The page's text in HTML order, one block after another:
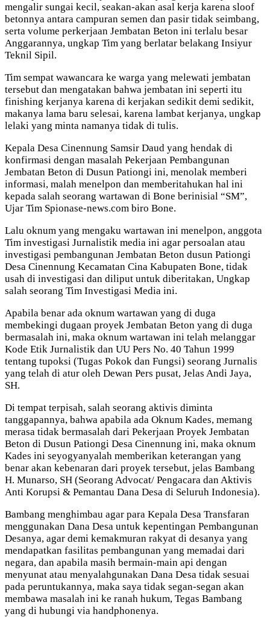
mengalir sungai kecil, seakan-akan asal kerja karena sloof
betonnya antara campuran semen dan pasir tidak seimbang,
serta volume perkerjaan Jembatan Beton ini terlalu besar
Anggarannya, ungkap Tim yang berlatar belakang Insiyur
Teknil Sipil.
Tim sempat wawancara ke warga yang melewati jembatan
tersebut dan mengatakan bahwa jembatan ini seperti itu
finishing kerjanya karena di kerjakan sedikit demi sedikit,
makanya lama baru selesai, karena lambat kerjanya, ungkap
lelaki yang minta namanya tidak di tulis.
Kepala Desa Cinennung Samsir Daud yang hendak di
konfirmasi dengan masalah Pekerjaan Pembangunan
Jembatan Beton di Dusun Pationgi ini, menolak memberi
informasi, malah menelpon dan memberitahukan hal ini
kepada salah seorang wartawan di Bone berinisial “SM”,
Ujar Tim Spionase-news.com biro Bone.
Lalu oknum yang mengaku wartawan ini menelpon, anggota
Tim investigasi Jurnalistik media ini agar persoalan atau
investigasi pembangunan Jembatan Beton dusun Pationgi
Desa Cinennung Kecamatan Cina Kabupaten Bone, tidak
usah di investigasi dan diliput untuk diberitakan, Ungkap
salah seorang Tim Investigasi Media ini.
Apabila benar ada oknum wartawan yang di duga
membekingi dugaan proyek Jembatan Beton yang di duga
bermasalah ini, maka oknum wartawan ini telah melanggar
Kode Etik Jurnalistik dan UU Pers No. 40 Tahun 1999
tentang tupoksi (Tugas Pokok dan Fungsi) seorang Jurnalis
yang telah di atur oleh Dewan Pers pusat, Jelas Andi Jaya,
SH.
Di tempat terpisah, salah seorang aktivis diminta
tanggapannya, bahwa apabila ada Oknum Kades, memang
merasa tidak bermasalah dari Pekerjaan Proyek Jembatan
Beton di Dusun Pationgi Desa Cinennung ini, maka oknum
Kades ini seyogyanyalah memberikan keterangan yang
benar akan kebenaran dari proyek tersebut, jelas Bambang
H. Munarso, SH (Seorang Advocat/ Pengacara dan Aktivis
Anti Korupsi & Pemantau Dana Desa di Seluruh Indonesia).
Bambang menghimbau agar para Kepala Desa Transfaran
menggunakan Dana Desa untuk kepentingan Pembangunan
Desanya, agar demi kemakmuran rakyat di desanya yang
mendapatkan fasilitas pembangunan yang memadai dari
negara, dan apabila masih bermain-main api dengan
menyunat atau menyalahgunakan Dana Desa tidak sesuai
pada peruntukannya, maka saya tidak segan-segan akan
membawa masalah ini ke ranah hukum, Tegas Bambang
yang di hubungi via handphonenya.